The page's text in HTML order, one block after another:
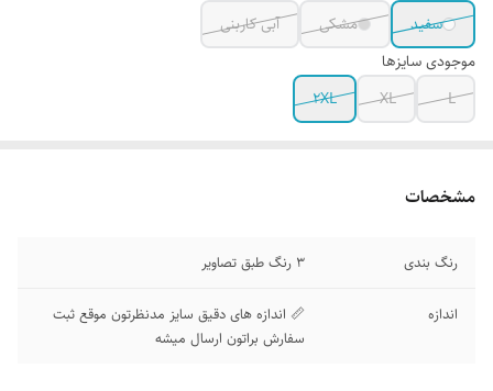
سفید
مشکی
آبی کاربنی
موجودی سایزها
L
XL
2XL
مشخصات
رنگ بندی 3 رنگ طبق تصاویر
اندازه
📏 اندازه های دقیق سایز مدنظرتون موقع ثبت
سفارش براتون ارسال میشه